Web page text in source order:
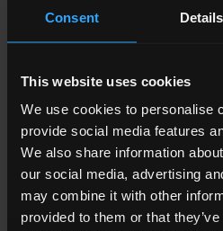
Consent Details
This website uses cookies
We use cookies to personalise
provide social media features
We also share information
our social media, advertising
may combine it with other
provided to them or that
złożyli ofertę ugody co do
7500 funtów.
z ekspertami lekarskimi. W
zażądaliśmy zaliczki dla
miała problemy finansowe
do pracy. Pozwani zgodzili
zaliczki.